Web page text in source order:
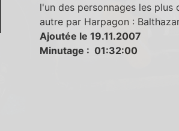
l'un des personnages les plus
autre par Harpagon :
Ajoutée le 19.11.2007
Minutage : 01:32:00